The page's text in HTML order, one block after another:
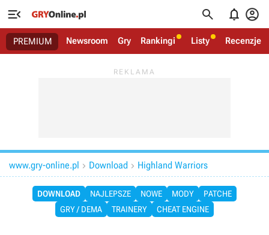
   
PREMIUM Newsroom Gry Rankingi Listy Recenzje
www.gry-online.pl  Download  Highland Warriors
DOWNLOAD NAJLEPSZE NOWE MODY
PATCHE
GRY / DEMA
TRAINERY CHEAT ENGINE